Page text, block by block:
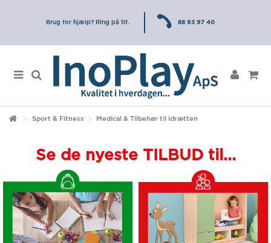
Brug for hjælp? Ring på tlf. 88 93 97 40
Sport & Fitness Medical & Tilbehør til idrætten
Se de nyeste TILBUD til...